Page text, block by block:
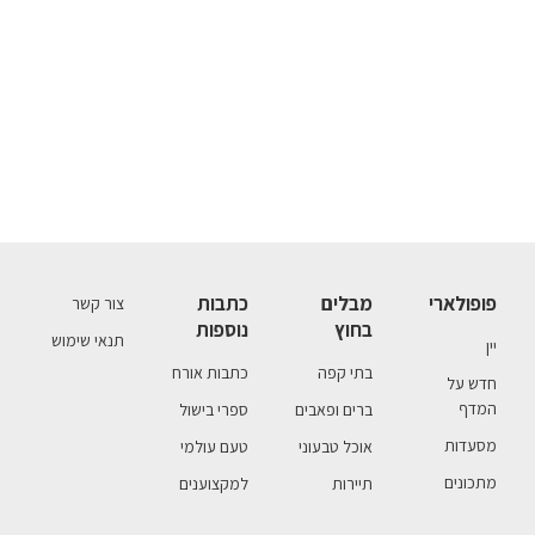
פופולארי
יין
חדש על
המדף
מסעדות
מתכונים
מבלים
בחוץ
בתי קפה
ברים ופאבים
אוכל טבעוני
תיירות
כתבות
נוספות
כתבות אורח
ספרי בישול
טעם עולמי
למקצוענים
צור קשר
תנאי שימוש